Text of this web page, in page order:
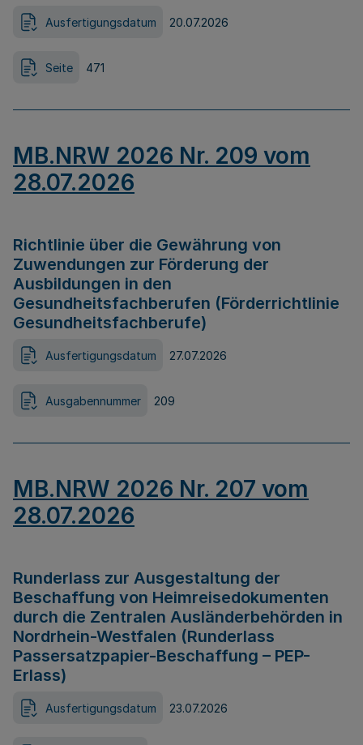
Ausfertigungsdatum 20.07.2026
Seite 471
MB.NRW 2026 Nr. 209 vom
28.07.2026
Richtlinie über die Gewährung von
Zuwendungen zur Förderung der
Ausbildungen in den
Gesundheitsfachberufen (Förderrichtlinie
Gesundheitsfachberufe)
Ausfertigungsdatum 27.07.2026
Ausgabennummer 209
MB.NRW 2026 Nr. 207 vom
28.07.2026
Runderlass zur Ausgestaltung der
Beschaffung von Heimreisedokumenten
durch die Zentralen Ausländerbehörden in
Nordrhein-Westfalen (Runderlass
Passersatzpapier-Beschaffung – PEP-
Erlass)
Ausfertigungsdatum 23.07.2026